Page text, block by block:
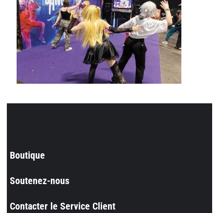
Boutique
Soutenez-nous
Contacter le Service Client